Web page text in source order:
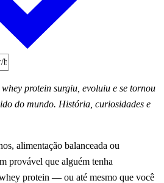
protein surgiu, evoluiu e se tornou
do mundo. História, curiosidades e
alimentação balanceada ou
provável que alguém tenha
protein — ou até mesmo que você